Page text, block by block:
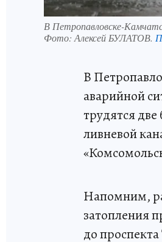
В Петропавловске-
Фото: Алексей БУЛАТОВ.
В
аварийной
трудятся
ливневой
Напомним,
затопления
до